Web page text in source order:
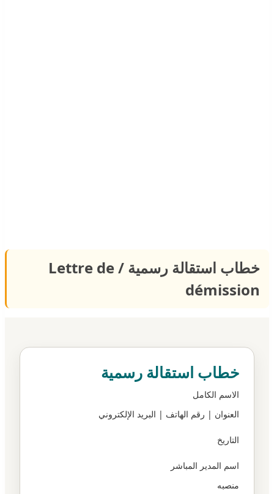
خطاب استقالة رسمية / Lettre de
démission
خطاب استقالة رسمية
الاسم الكامل
العنوان | رقم الهاتف | البريد الإلكتروني
التاريخ
اسم المدير المباشر
منصبه